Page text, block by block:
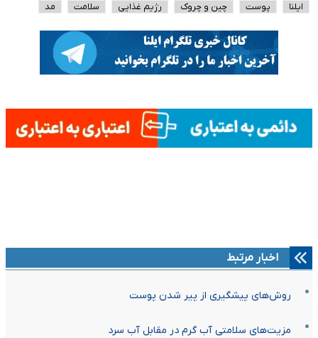
ایلنا پوست چین و چروک رژیم غذایی سلامت مد
اخبار مرتبط
روش‌های پیشگیری از پیر شدن پوست
مزیت‌های سلامتی آب گرم در مقابل آب سرد